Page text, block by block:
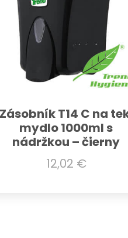
Zásobník T14 C na
mydlo 1000ml s
nádržkou – čierny
12,02 €